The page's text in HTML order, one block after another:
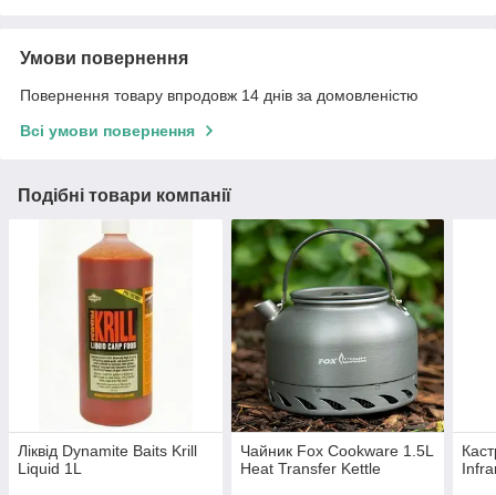
Умови повернення
Повернення товару впродовж 14 днів за домовленістю
Всі умови повернення
Подібні товари компанії
Ліквід Dynamite Baits Krill
Liquid 1L
Чайник Fox Cookware 1.5L
Heat Transfer Kettle